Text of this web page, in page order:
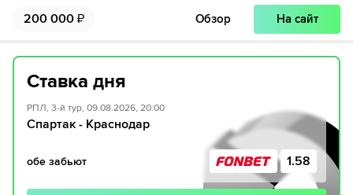
200 000 ₽ Обзор На сайт
Ставка дня
РПЛ, 3-й тур, 09.08.2026, 20:00
Спартак - Краснодар
обе забьют 1.58